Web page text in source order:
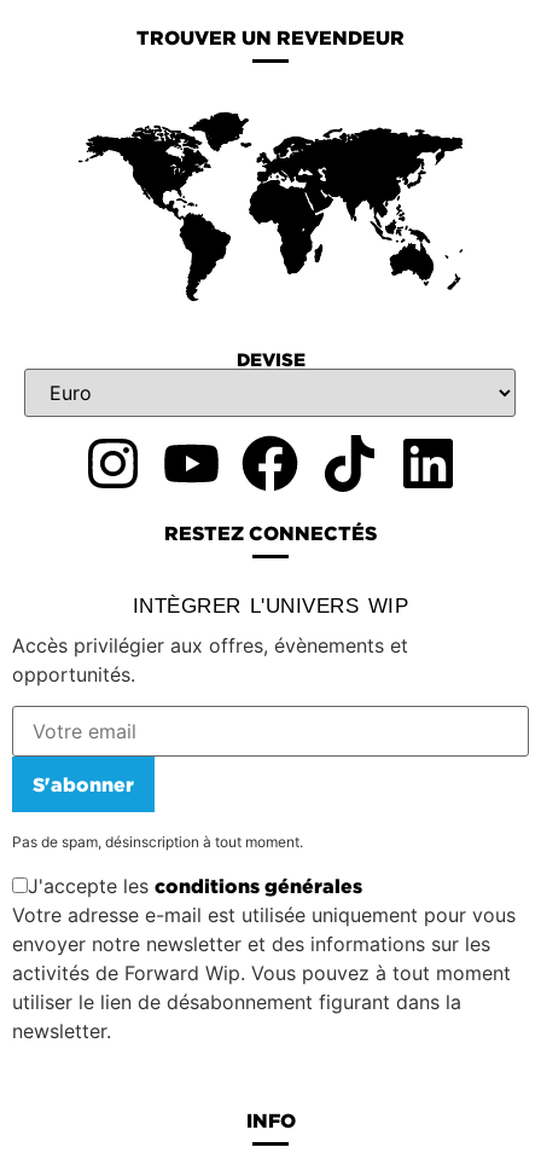
TROUVER UN REVENDEUR
DEVISE
RESTEZ CONNECTÉS
INTÈGRER L'UNIVERS WIP
Accès privilégier aux offres, évènements et
opportunités.
S'abonner
Pas de spam, désinscription à tout moment.
J'accepte les conditions générales
Votre adresse e-mail est utilisée uniquement pour vous
envoyer notre newsletter et des informations sur les
activités de Forward Wip. Vous pouvez à tout moment
utiliser le lien de désabonnement figurant dans la
newsletter.
INFO